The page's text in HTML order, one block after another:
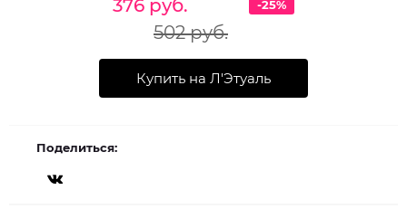
376 руб.
502 руб.
-25%
Купить на Л'Этуаль
Поделиться: